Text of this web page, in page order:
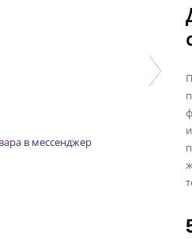
в мессенджер